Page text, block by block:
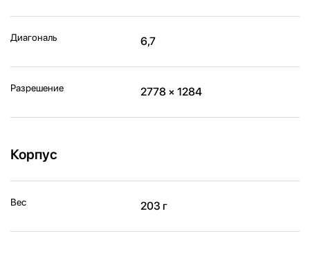
Диагональ 6,7
Разрешение 2778 × 1284
Корпус
Вес 203 г